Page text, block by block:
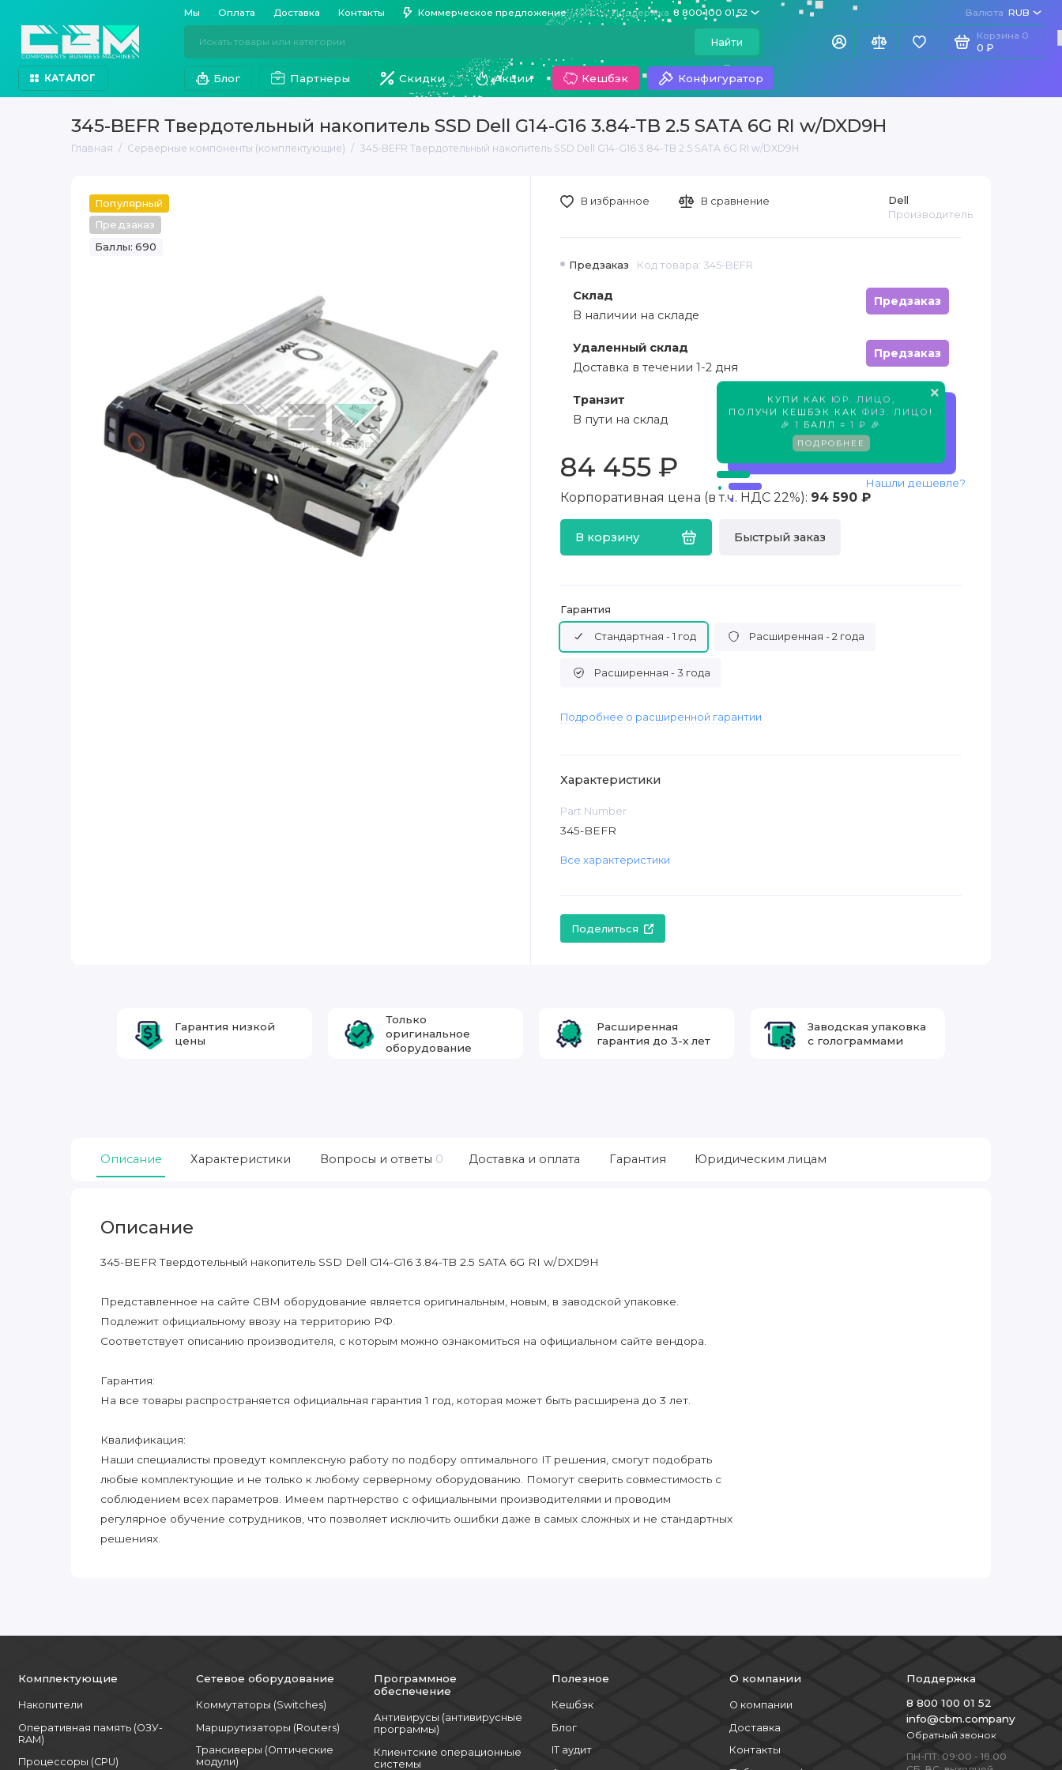
Мы Оплата Доставка Контакты Коммерческое предложение Поддержка 8 800 100 01 52 Валюта RUB
Найти
Корзина 0
0 ₽
КАТАЛОГ Блог Партнеры Скидки Акции Кешбэк Конфигуратор
345-BEFR Твердотельный накопитель SSD Dell G14-G16 3.84-TB 2.5 SATA 6G RI w/DXD9H
Главная Серверные компоненты (комплектующие) 345-BEFR Твердотельный накопитель SSD Dell G14-G16 3.84-TB 2.5 SATA 6G RI w/DXD9H
Популярный
Предзаказ
Баллы: 690
×
КУПИ КАК ЮР. ЛИЦО
ПОЛУЧИ КЕШБЭК КАК ФИЗ. ЛИЦО !
🎉 1 БАЛЛ = 1 ₽ 🎉
ПОДРОБНЕЕ
Предзаказ Код товара: 345-BEFR
Dell
Производитель
Склад
Предзаказ
В наличии на складе
Удаленный склад
Предзаказ
Доставка в течении 1-2 дня
Транзит
Предзаказ
В пути на склад
84 455 ₽
Корпоративная цена (в т.ч. НДС 22%): 94 590 ₽
В корзину Быстрый заказ
Нашли дешевле?
В избранное В сравнение
Гарантия
Стандартная - 1 год Расширенная - 2 года
Расширенная - 3 года
Подробнее о расширенной гарантии
Характеристики
Part Number
345-BEFR
Все характеристики
Поделиться
Гарантия низкой
цены
Только
оригинальное
оборудование
Расширенная
гарантия до 3-х лет
Заводская упаковка
с голограммами
Описание Характеристики Вопросы и ответы 0 Доставка и оплата Гарантия Юридическим лицам
Описание
345-BEFR Твердотельный накопитель SSD Dell G14-G16 3.84-TB 2.5 SATA 6G RI w/DXD9H
Представленное на сайте CBM оборудование является оригинальным, новым, в заводской упаковке.
Подлежит официальному ввозу на территорию РФ.
Соответствует описанию производителя, с которым можно ознакомиться на официальном сайте вендора.
Гарантия:
На все товары распространяется официальная гарантия 1 год, которая может быть расширена до 3 лет.
Квалификация:
Наши специалисты проведут комплексную работу по подбору оптимального IT решения, смогут подобрать
любые комплектующие и не только к любому серверному оборудованию. Помогут сверить совместимость с
соблюдением всех параметров. Имеем партнерство с официальными производителями и проводим
регулярное обучение сотрудников, что позволяет исключить ошибки даже в самых сложных и не стандартных
решениях.
Комплектующие
Накопители
Оперативная память (ОЗУ-
RAM)
Процессоры (CPU)
Сетевое оборудование
Коммутаторы (Switches)
Маршрутизаторы (Routers)
Трансиверы (Оптические
модули)
Программное
обеспечение
Антивирусы (антивирусные
программы)
Клиентские операционные
системы
Полезное
Кешбэк
Блог
IT аудит
О компании
О компании
Доставка
Контакты
Поддержка
8 800 100 01 52
info@cbm.company
Обратный звонок
ПН-ПТ: 09:00 - 18:00